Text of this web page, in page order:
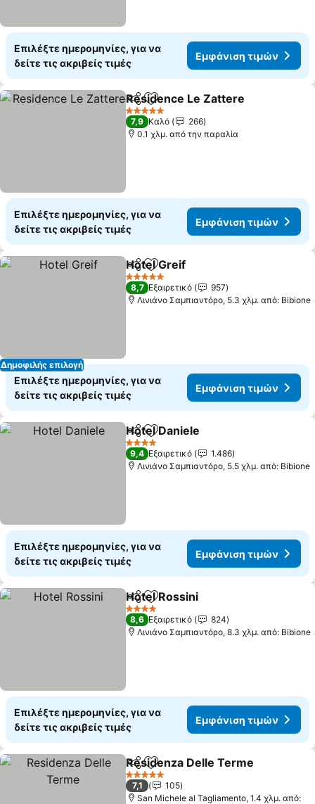
Επιλέξτε ημερομηνίες, για να
δείτε τις ακριβείς τιμές
Εμφάνιση τιμών
Κοινοποίηση
Προσθήκη στα αγαπημένα
Residence Le Zattere
5 Αστέρια
7,9 Καλό
266
0.1 χλμ. από την παραλία
Επιλέξτε ημερομηνίες, για να
δείτε τις ακριβείς τιμές
Εμφάνιση τιμών
Δημοφιλής επιλογή
Κοινοποίηση
Προσθήκη στα αγαπημένα
Hotel Greif
5 Αστέρια
8,7 Εξαιρετικό
957
Λινιάνο Σαμπιαντόρο, 5.3 χλμ. από: Bibione
Επιλέξτε ημερομηνίες, για να
δείτε τις ακριβείς τιμές
Εμφάνιση τιμών
Κοινοποίηση
Προσθήκη στα αγαπημένα
Hotel Daniele
4 Αστέρια
9,4 Εξαιρετικό
1.486
Λινιάνο Σαμπιαντόρο, 5.5 χλμ. από: Bibione
Επιλέξτε ημερομηνίες, για να
δείτε τις ακριβείς τιμές
Εμφάνιση τιμών
Κοινοποίηση
Προσθήκη στα αγαπημένα
Hotel Rossini
4 Αστέρια
8,6 Εξαιρετικό
824
Λινιάνο Σαμπιαντόρο, 8.3 χλμ. από: Bibione
Επιλέξτε ημερομηνίες, για να
δείτε τις ακριβείς τιμές
Εμφάνιση τιμών
Κοινοποίηση
Προσθήκη στα αγαπημένα
Residenza Delle Terme
5 Αστέρια
7,1
105
San Michele al Tagliamento, 1.4 χλμ. από: